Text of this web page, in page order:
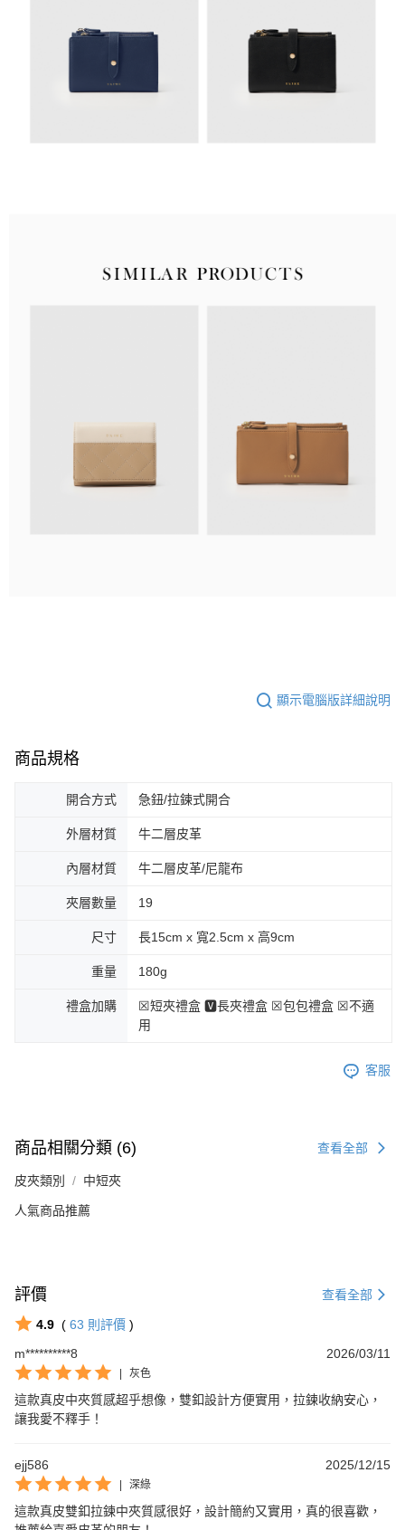
顯示電腦版詳細說明
商品規格
開合方式 急鈕/拉鍊式開合
外層材質 牛二層皮革
內層材質 牛二層皮革/尼龍布
夾層數量 19
尺寸 長15cm x 寬2.5cm x 高9cm
重量 180g
禮盒加購
☒短夾禮盒 🆅長夾禮盒 ☒包包禮盒 ☒不適
用
客服
商品相關分類 (6) 查看全部
皮夾類別 中短夾
人氣商品推薦
評價 查看全部
4.9 ( 63 則評價 )
m**********8
2026/03/11
| 灰色
這款真皮中夾質感超乎想像，雙釦設計方便實用，拉鍊收納安心，
讓我愛不釋手！
ejj586 2025/12/15
| 深綠
這款真皮雙釦拉鍊中夾質感很好，設計簡約又實用，真的很喜歡，